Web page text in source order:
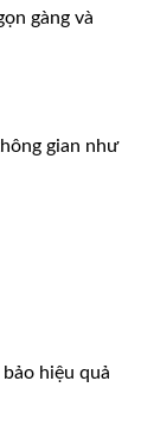
gàng và
gian như
hiệu quả